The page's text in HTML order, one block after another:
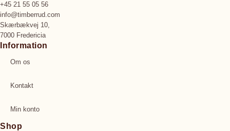
+45 21 55 05 56
info@timberrud.com
Skærbækvej 10,
7000 Fredericia
Information
Om os
Kontakt
Min konto
Shop